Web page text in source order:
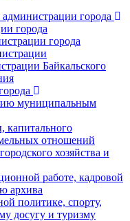
администрации города
города
города
Байкальского
муниципальным
капитального
отношений
хозяйства и
работе, кадровой
архива
политике, спорту,
досугу и туризму